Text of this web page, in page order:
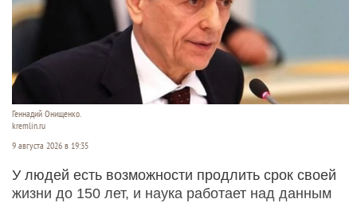
Геннадий Онищенко.
kremlin.ru
9 августа 2026 в 19:35
У людей есть возможности продлить срок своей
жизни до 150 лет, и наука работает над данным